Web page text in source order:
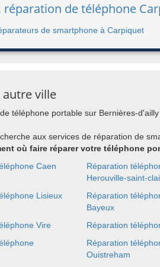
réparation de téléphone
de smartphone à Carpiquet
ville
téléphone portable sur Bernières-
aux services de réparation de
où faire réparer votre téléphone
Caen
Réparation
Herouville-saint-
Lisieux
Réparation
Bayeux
Vire
Réparation
Réparation
Ouistreham